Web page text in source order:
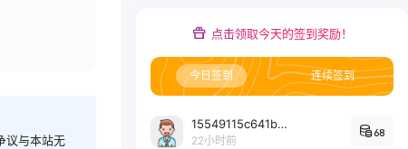
议与本站无
点击领取今天的签到奖励！
今日签到 连续签到
15549115c641bc6524e64d1d800349ec7396
22小时前
68